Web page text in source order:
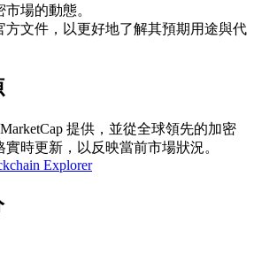
單分傭
場的動態。
方文件，以更好地了解其預期用途與代
提供，並從全球領先的加密
時更新，以反映當前市場狀況。
Explorer